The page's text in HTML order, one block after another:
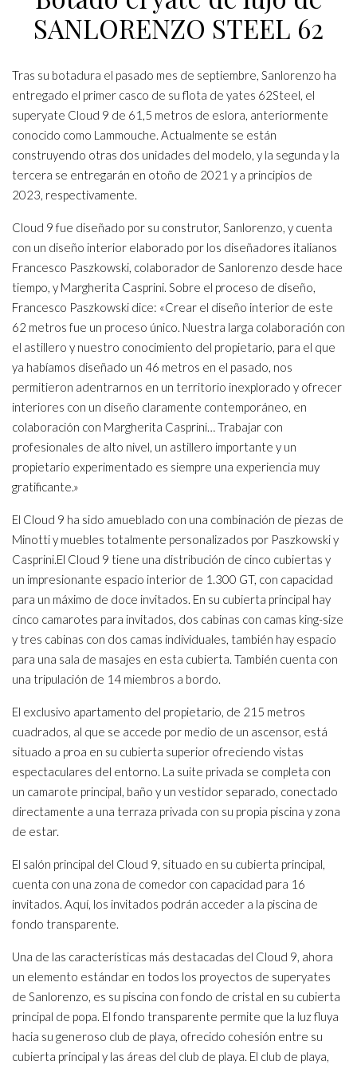
SANLORENZO STEEL 62
Tras su botadura el pasado mes de septiembre, Sanlorenzo ha
entregado el primer casco de su flota de yates 62Steel, el
superyate Cloud 9 de 61,5 metros de eslora, anteriormente
conocido como Lammouche. Actualmente se están
construyendo otras dos unidades del modelo, y la segunda y la
tercera se entregarán en otoño de 2021 y a principios de
2023, respectivamente.
Cloud 9 fue diseñado por su construtor, Sanlorenzo, y cuenta
con un diseño interior elaborado por los diseñadores italianos
Francesco Paszkowski, colaborador de Sanlorenzo desde hace
tiempo, y Margherita Casprini. Sobre el proceso de diseño,
Francesco Paszkowski dice: «Crear el diseño interior de este
62 metros fue un proceso único. Nuestra larga colaboración con
el astillero y nuestro conocimiento del propietario, para el que
ya habíamos diseñado un 46 metros en el pasado, nos
permitieron adentrarnos en un territorio inexplorado y ofrecer
interiores con un diseño claramente contemporáneo, en
colaboración con Margherita Casprini… Trabajar con
profesionales de alto nivel, un astillero importante y un
propietario experimentado es siempre una experiencia muy
gratificante.»
El Cloud 9 ha sido amueblado con una combinación de piezas de
Minotti y muebles totalmente personalizados por Paszkowski y
Casprini.El Cloud 9 tiene una distribución de cinco cubiertas y
un impresionante espacio interior de 1.300 GT, con capacidad
para un máximo de doce invitados. En su cubierta principal hay
cinco camarotes para invitados, dos cabinas con camas king-size
y tres cabinas con dos camas individuales, también hay espacio
para una sala de masajes en esta cubierta. También cuenta con
una tripulación de 14 miembros a bordo.
El exclusivo apartamento del propietario, de 215 metros
cuadrados, al que se accede por medio de un ascensor, está
situado a proa en su cubierta superior ofreciendo vistas
espectaculares del entorno. La suite privada se completa con
un camarote principal, baño y un vestidor separado, conectado
directamente a una terraza privada con su propia piscina y zona
de estar.
El salón principal del Cloud 9, situado en su cubierta principal,
cuenta con una zona de comedor con capacidad para 16
invitados. Aquí, los invitados podrán acceder a la piscina de
fondo transparente.
Una de las características más destacadas del Cloud 9, ahora
un elemento estándar en todos los proyectos de superyates
de Sanlorenzo, es su piscina con fondo de cristal en su cubierta
principal de popa. El fondo transparente permite que la luz fluya
hacia su generoso club de playa, ofrecido cohesión entre su
cubierta principal y las áreas del club de playa. El club de playa,